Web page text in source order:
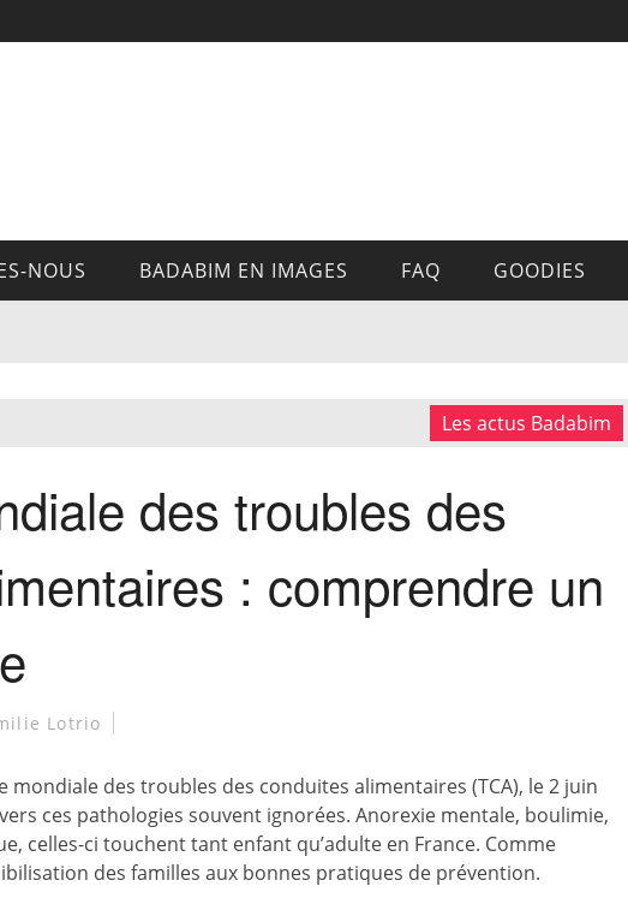
NOUS BADABIM EN IMAGES FAQ GOODIES
Les actus Badabim
des troubles des
: comprendre un
Lotrio
mondiale des troubles des conduites alimentaires (TCA), le 2 juin
vers ces pathologies souvent ignorées. Anorexie mentale, boulimie,
celles-ci touchent tant enfant qu’adulte en France. Comme
des familles aux bonnes pratiques de prévention.